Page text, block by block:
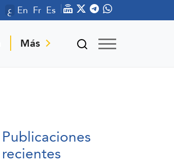
ع En Fr Es
Más
Publicaciones
recientes